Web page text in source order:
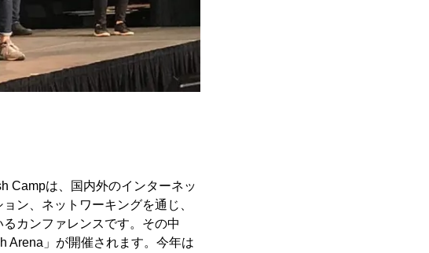
Campは、国内外のインターネッ
ン、ネットワーキングを通じ、
カンファレンスです。その中
Arena」が開催されます。今年は